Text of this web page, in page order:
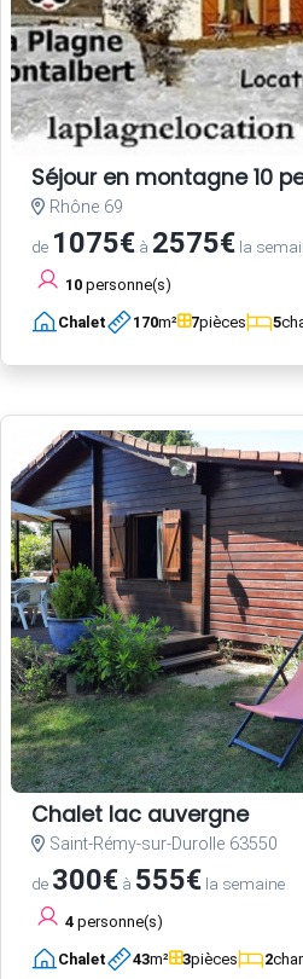
Séjour en montagne 10
Rhône 69
de 1075€ à 2575€ la
10 personne(s)
Chalet 170m² 7pièces 5
Chalet lac auvergne
Saint-Rémy-sur-Durolle 63550
de 300€ à 555€ la semaine
4 personne(s)
Chalet 43m² 3pièces 2